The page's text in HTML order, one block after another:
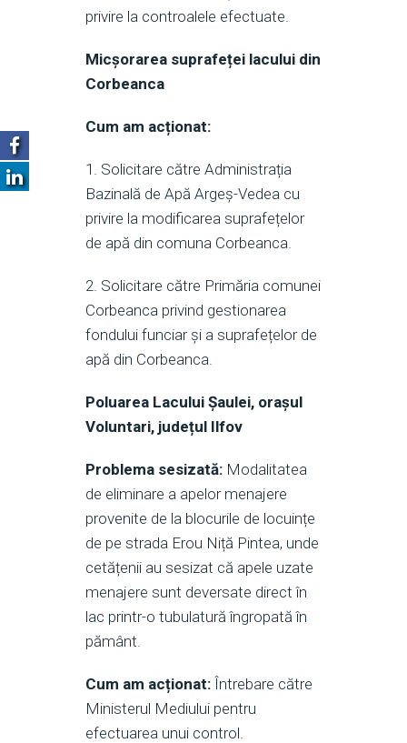
privire la controalele efectuate.
Micșorarea suprafeței lacului din
Corbeanca
Cum am acționat:
1. Solicitare către Administrația
Bazinală de Apă Argeș-Vedea cu
privire la modificarea suprafețelor
de apă din comuna Corbeanca.
2. Solicitare către Primăria comunei
Corbeanca privind gestionarea
fondului funciar și a suprafețelor de
apă din Corbeanca.
Poluarea Lacului Șaulei, orașul
Voluntari, județul Ilfov
Problema sesizată: Modalitatea
de eliminare a apelor menajere
provenite de la blocurile de locuințe
de pe strada Erou Niță Pintea, unde
cetățenii au sesizat că apele uzate
menajere sunt deversate direct în
lac printr-o tubulatură îngropată în
pământ.
Cum am acționat: Întrebare către
Ministerul Mediului pentru
efectuarea unui control.